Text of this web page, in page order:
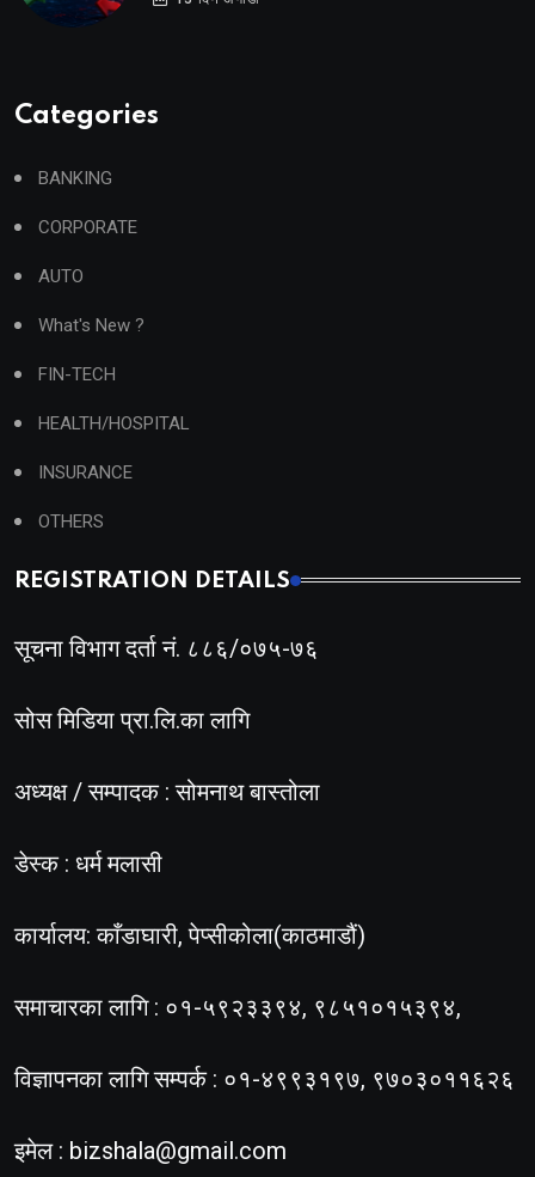
Categories
BANKING
CORPORATE
AUTO
What's New ?
FIN-TECH
HEALTH/HOSPITAL
INSURANCE
OTHERS
REGISTRATION DETAILS
सूचना विभाग दर्ता नं. ८८६/०७५-७६
सोस मिडिया प्रा.लि.का लागि
अध्यक्ष / सम्पादक : सोमनाथ बास्तोला
डेस्क : धर्म मलासी
कार्यालय: काँडाघारी, पेप्सीकोला(काठमाडौं)
समाचारका लागि : ०१-५९२३३९४, ९८५१०१५३९४,
विज्ञापनका लागि सम्पर्क : ०१-४९९३१९७, ९७०३०११६२६
इमेल : bizshala@gmail.com